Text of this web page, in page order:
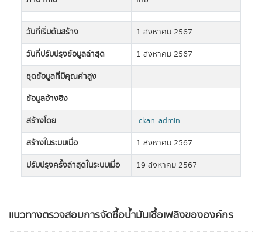
แนวทางตรวจสอบการจัดซื้อน้ำมันเชื้อเพลิงขององค์กร
วันที่เริ่มต้นสร้าง
1 สิงหาคม 2567
วันที่ปรับปรุงข้อมูลล่าสุด
1 สิงหาคม 2567
ชุดข้อมูลที่มีคุณค่าสูง
ข้อมูลอ้างอิง
สร้างโดย
ckan_admin
สร้างในระบบเมื่อ
1 สิงหาคม 2567
ปรับปรุงครั้งล่าสุดในระบบเมื่อ
19 สิงหาคม 2567